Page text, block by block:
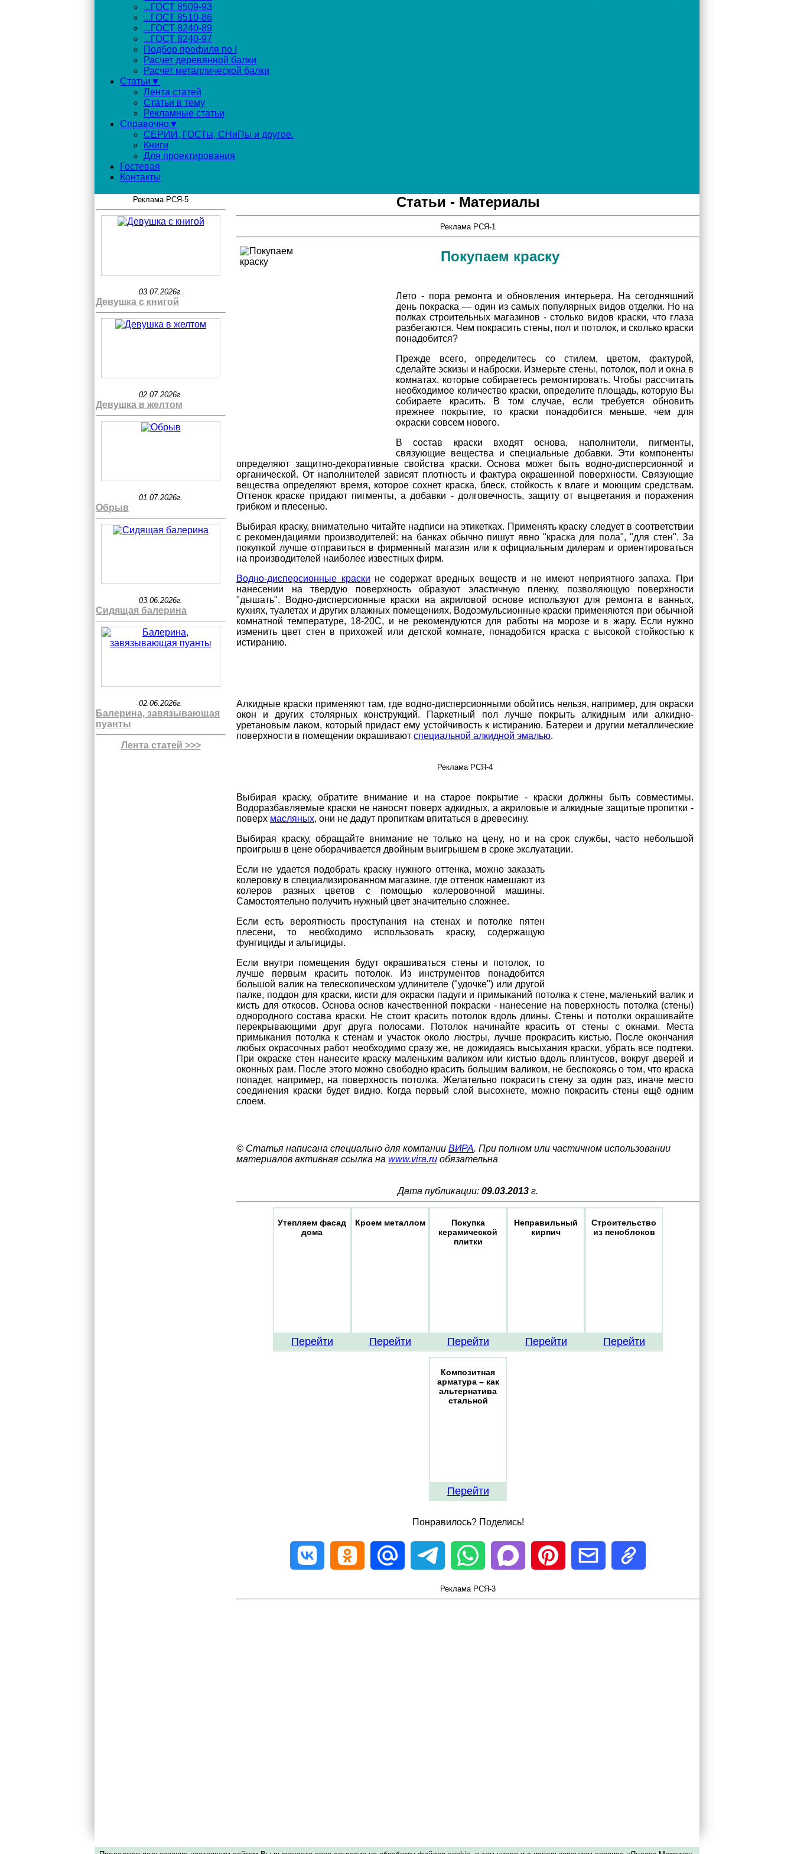
...ГОСТ 8509-93
...ГОСТ 8510-86
...ГОСТ 8240-89
...ГОСТ 8240-97
Подбор профиля по I
Расчет деревянной балки
Расчет металлической балки
Статьи▼
Лента статей
Статьи в тему
Рекламные статьи
Справочно▼
СЕРИИ, ГОСТы, СНиПы и другое.
Книги
Для проектирования
Гостевая
Контакты
Статьи - Материалы
Реклама РСЯ-1
Покупаем краску
Лето - пора ремонта и обновления интерьера. На сегодняшний
день покраска — один из самых популярных видов отделки. Но на
полках строительных магазинов - столько видов краски, что глаза
разбегаются. Чем покрасить стены, пол и потолок, и сколько краски
понадобится?
Прежде всего, определитесь со стилем, цветом, фактурой,
сделайте эскизы и наброски. Измерьте стены, потолок, пол и окна в
комнатах, которые собираетесь ремонтировать. Чтобы рассчитать
необходимое количество краски, определите площадь, которую Вы
собираете красить. В том случае, если требуется обновить
прежнее покрытие, то краски понадобится меньше, чем для
окраски совсем нового.
В состав краски входят основа, наполнители, пигменты,
связующие вещества и специальные добавки. Эти компоненты
определяют защитно-декоративные свойства краски. Основа может быть водно-дисперсионной и
органической. От наполнителей зависят плотность и фактура окрашенной поверхности. Связующие
вещества определяют время, которое сохнет краска, блеск, стойкость к влаге и моющим средствам.
Оттенок краске придают пигменты, а добавки - долговечность, защиту от выцветания и поражения
грибком и плесенью.
Выбирая краску, внимательно читайте надписи на этикетках. Применять краску следует в соответствии
с рекомендациями производителей: на банках обычно пишут явно "краска для пола", "для стен". За
покупкой лучше отправиться в фирменный магазин или к официальным дилерам и ориентироваться
на производителей наиболее известных фирм.
Водно-дисперсионные краски не содержат вредных веществ и не имеют неприятного запаха. При
нанесении на твердую поверхность образуют эластичную пленку, позволяющую поверхности
"дышать". Водно-дисперсионные краски на акриловой основе используют для ремонта в ванных,
кухнях, туалетах и других влажных помещениях. Водоэмульсионные краски применяются при обычной
комнатной температуре, 18-20С, и не рекомендуются для работы на морозе и в жару. Если нужно
изменить цвет стен в прихожей или детской комнате, понадобится краска с высокой стойкостью к
истиранию.
Алкидные краски применяют там, где водно-дисперсионными обойтись нельзя, например, для окраски
окон и других столярных конструкций. Паркетный пол лучше покрыть алкидным или алкидно-
уретановым лаком, который придаст ему устойчивость к истиранию. Батереи и другии металлические
поверхности в помещении окрашивают специальной алкидной эмалью.
Реклама РСЯ-4
Выбирая краску, обратите внимание и на старое покрытие - краски должны быть совместимы.
Водоразбавляемые краски не наносят поверх адкидных, а акриловые и алкидные защитые пропитки -
поверх масляных, они не дадут пропиткам впитаться в древесину.
Выбирая краску, обращайте внимание не только на цену, но и на срок службы, часто небольшой
проигрыш в цене оборачивается двойным выигрышем в сроке экслуатации.
Если не удается подобрать краску нужного оттенка, можно заказать
колеровку в специализированном магазине, где оттенок намешают из
колеров разных цветов с помощью колеровочной машины.
Самостоятельно получить нужный цвет значительно сложнее.
Если есть вероятность проступания на стенах и потолке пятен
плесени, то необходимо использовать краску, содержащую
фунгициды и альгициды.
Если внутри помещения будут окрашиваться стены и потолок, то
лучше первым красить потолок. Из инструментов понадобится
большой валик на телескопическом удлинителе ("удочке") или другой
палке, поддон для краски, кисти для окраски падуги и примыканий потолка к стене, маленький валик и
кисть для откосов. Основа основ качественной покраски - нанесение на поверхность потолка (стены)
однородного состава краски. Не стоит красить потолок вдоль длины. Стены и потолки окрашивайте
перекрывающими друг друга полосами. Потолок начинайте красить от стены с окнами. Места
примыкания потолка к стенам и участок около люстры, лучше прокрасить кистью. После окончания
любых окрасочных работ необходимо сразу же, не дожидаясь высыхания краски, убрать все подтеки.
При окраске стен нанесите краску маленьким валиком или кистью вдоль плинтусов, вокруг дверей и
оконных рам. После этого можно свободно красить большим валиком, не беспокоясь о том, что краска
попадет, например, на поверхность потолка. Желательно покрасить стену за один раз, иначе место
соединения краски будет видно. Когда первый слой высохнете, можно покрасить стены ещё одним
слоем.
© Статья написана специально для компании ВИРА. При полном или частичном использовании
материалов активная ссылка на www.vira.ru обязательна
Дата публикации: 09.03.2013 г.
Утепляем фасад
дома
Перейти
Кроем металлом
Перейти
Покупка
керамической
плитки
Перейти
Неправильный
кирпич
Перейти
Строительство
из пеноблоков
Перейти
Композитная
арматура – как
альтернатива
стальной
Перейти
Понравилось? Поделись!
Реклама РСЯ-3
Реклама РСЯ-5
03.07.2026г.
Девушка с книгой
02.07.2026г.
Девушка в желтом
01.07.2026г.
Обрыв
03.06.2026г.
Сидящая балерина
02.06.2026г.
Балерина, завязывающая
пуанты
Лента статей >>>